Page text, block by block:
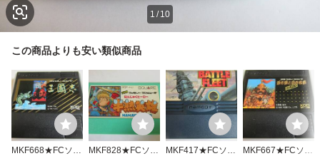
1 / 10
この商品よりも安い類似商品
MKF668★FCソフ
MKF828★FCソフ
MKF417★FCソフ
MKF667★FCソフ